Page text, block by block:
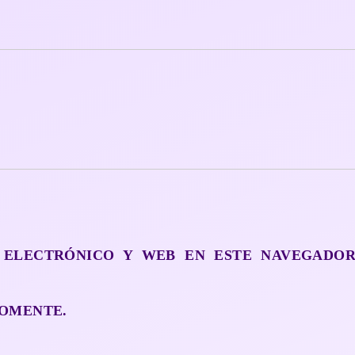
Y WEB EN ESTE